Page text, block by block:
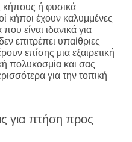
κήπους ή φυσικά
κήποι έχουν καλυμμένες
είναι ιδανικά για
επιτρέπει υπαίθριες
επίσης μια εξαιρετική
πολυκοσμία και σας
για την τοπική
για πτήση προς